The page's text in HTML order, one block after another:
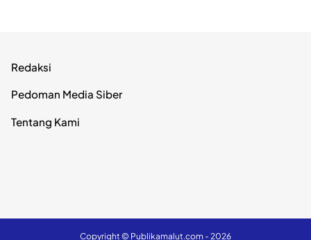
Redaksi
Pedoman Media Siber
Tentang Kami
Copyright © Publikamalut.com - 2026